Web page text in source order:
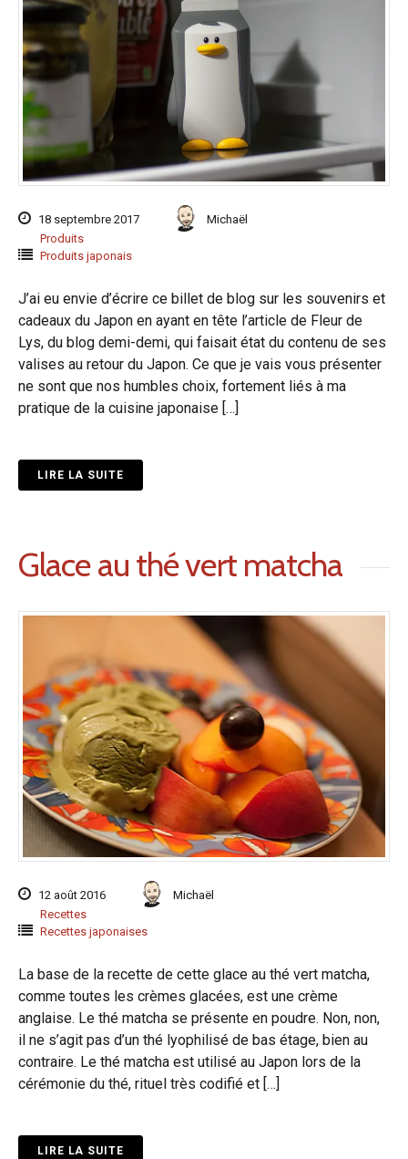
18 septembre 2017
Michaël
Produits
Produits japonais
J’ai eu envie d’écrire ce billet de blog sur les souvenirs et
cadeaux du Japon en ayant en tête l’article de Fleur de
Lys, du blog demi-demi, qui faisait état du contenu de ses
valises au retour du Japon. Ce que je vais vous présenter
ne sont que nos humbles choix, fortement liés à ma
pratique de la cuisine japonaise […]
LIRE LA SUITE
Glace au thé vert matcha
12 août 2016
Michaël
Recettes
Recettes japonaises
La base de la recette de cette glace au thé vert matcha,
comme toutes les crèmes glacées, est une crème
anglaise. Le thé matcha se présente en poudre. Non, non,
il ne s’agit pas d’un thé lyophilisé de bas étage, bien au
contraire. Le thé matcha est utilisé au Japon lors de la
cérémonie du thé, rituel très codifié et […]
LIRE LA SUITE